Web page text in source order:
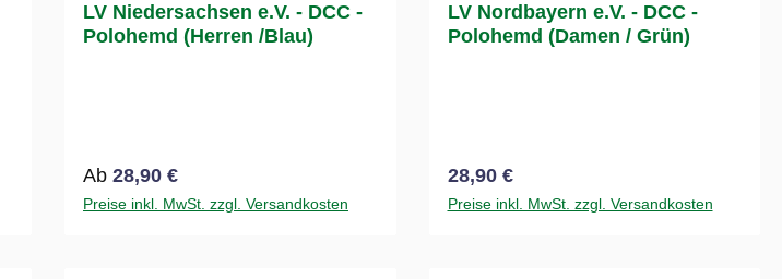
LV Niedersachsen e.V. - DCC -
Polohemd (Herren /Blau)
Regulärer Preis:
Ab 28,90 €
Preise inkl. MwSt. zzgl. Versandkosten
LV Nordbayern e.V. - DCC -
Polohemd (Damen / Grün)
Regulärer Preis:
28,90 €
Preise inkl. MwSt. zzgl. Versandkosten